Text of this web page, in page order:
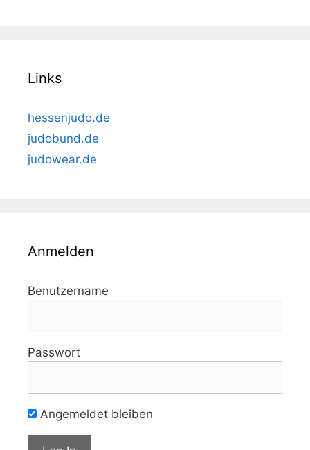
Links
hessenjudo.de
judobund.de
judowear.de
Anmelden
Benutzername
Passwort
Angemeldet bleiben